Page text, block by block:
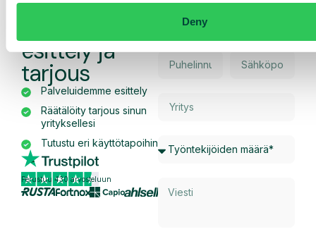
Deny
esittely ja
tarjous
Palveluidemme esittely
Räätälöity tarjous sinun
yrityksellesi
Tutustu eri käyttötapoihin
Perustuu 430 arvosteluun